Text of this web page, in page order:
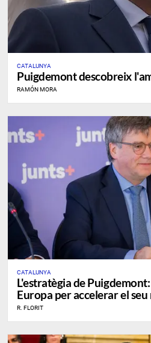
CATALUNYA
Puigdemont descobreix
RAMÓN MORA
CATALUNYA
L'estratègia de
Europa per accelerar el
R. FLORIT